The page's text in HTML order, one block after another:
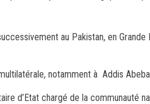
au Pakistan, en
notamment à Addis Abeba
d’Etat chargé de la communauté